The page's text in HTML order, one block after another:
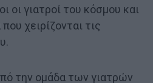
οι γιατροί του κόσμου και
χειρίζονται τις
την ομάδα των γιατρών